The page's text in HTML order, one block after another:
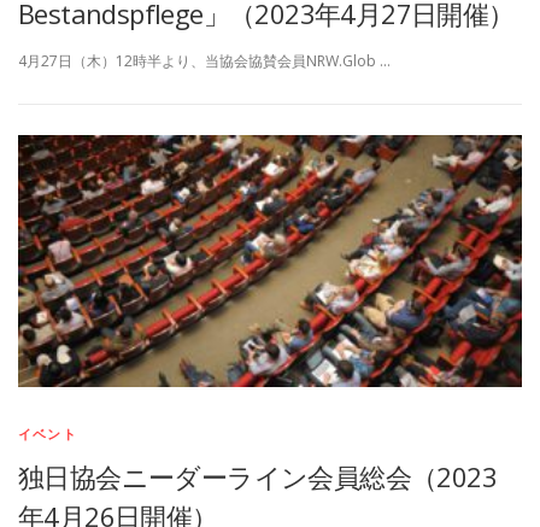
Bestandspflege」（2023年4月27日開催）
4月27日（木）12時半より、当協会協賛会員NRW.Glob …
イベント
独日協会ニーダーライン会員総会（2023
年4月26日開催）